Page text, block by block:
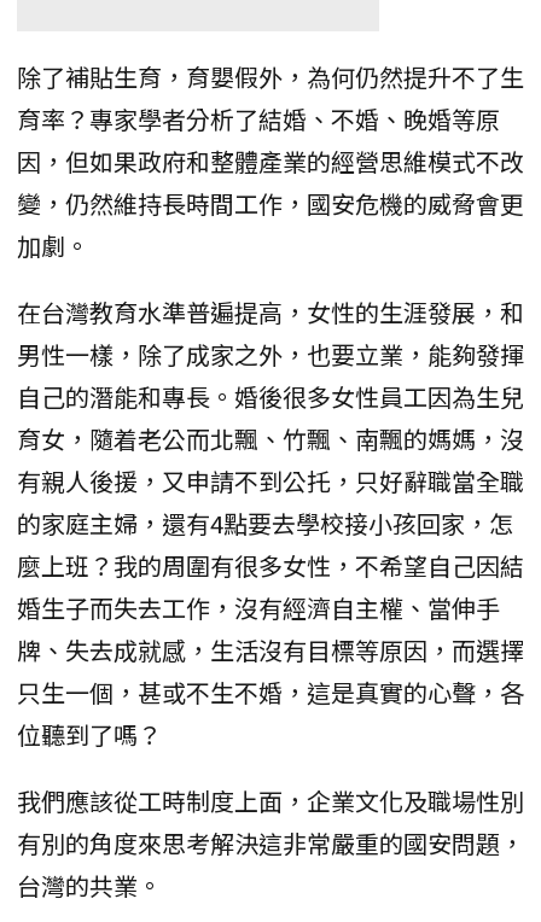
除了補貼生育，育嬰假外，為何仍然提升不了生
育率？專家學者分析了結婚、不婚、晚婚等原
因，但如果政府和整體產業的經營思維模式不改
變，仍然維持長時間工作，國安危機的威脅會更
加劇。
在台灣教育水準普遍提高，女性的生涯發展，和
男性一樣，除了成家之外，也要立業，能夠發揮
自己的潛能和專長。婚後很多女性員工因為生兒
育女，隨着老公而北飄、竹飄、南飄的媽媽，沒
有親人後援，又申請不到公托，只好辭職當全職
的家庭主婦，還有4點要去學校接小孩回家，怎
麼上班？我的周圍有很多女性，不希望自己因結
婚生子而失去工作，沒有經濟自主權、當伸手
牌、失去成就感，生活沒有目標等原因，而選擇
只生一個，甚或不生不婚，這是真實的心聲，各
位聽到了嗎？
我們應該從工時制度上面，企業文化及職場性別
有別的角度來思考解決這非常嚴重的國安問題，
台灣的共業。